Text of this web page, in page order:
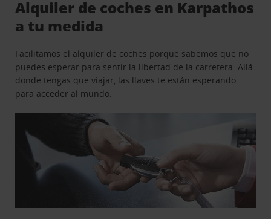
Alquiler de coches en Karpathos
a tu medida
Facilitamos el alquiler de coches porque sabemos que no
puedes esperar para sentir la libertad de la carretera. Allá
donde tengas que viajar, las llaves te están esperando
para acceder al mundo.